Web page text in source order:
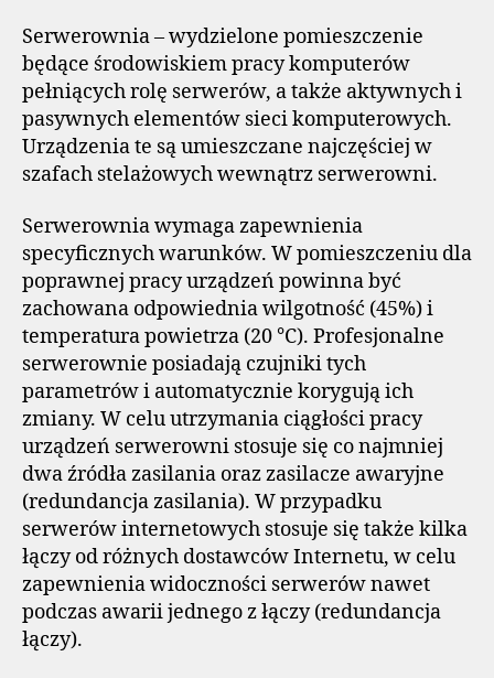
Serwerownia – wydzielone pomieszczenie
będące środowiskiem pracy komputerów
pełniących rolę serwerów, a także aktywnych i
pasywnych elementów sieci komputerowych.
Urządzenia te są umieszczane najczęściej w
szafach stelażowych wewnątrz serwerowni.
Serwerownia wymaga zapewnienia
specyficznych warunków. W pomieszczeniu dla
poprawnej pracy urządzeń powinna być
zachowana odpowiednia wilgotność (45%) i
temperatura powietrza (20 °C). Profesjonalne
serwerownie posiadają czujniki tych
parametrów i automatycznie korygują ich
zmiany. W celu utrzymania ciągłości pracy
urządzeń serwerowni stosuje się co najmniej
dwa źródła zasilania oraz zasilacze awaryjne
(redundancja zasilania). W przypadku
serwerów internetowych stosuje się także kilka
łączy od różnych dostawców Internetu, w celu
zapewnienia widoczności serwerów nawet
podczas awarii jednego z łączy (redundancja
łączy).